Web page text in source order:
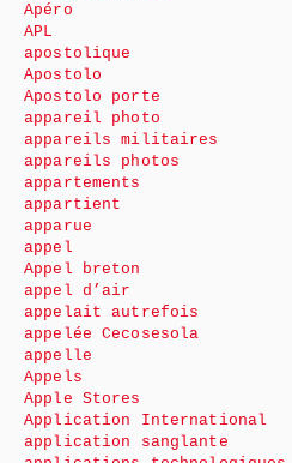
Apéro
APL
apostolique
Apostolo
Apostolo porte
appareil photo
appareils militaires
appareils photos
appartements
appartient
apparue
appel
Appel breton
appel d’air
appelait autrefois
appelée Cecosesola
appelle
Appels
Apple Stores
Application International
application sanglante